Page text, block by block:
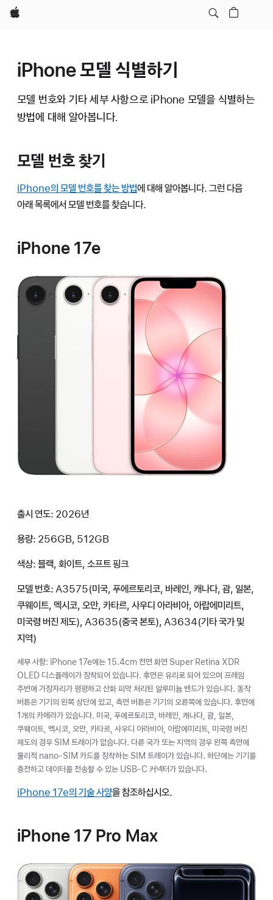
Apple
iPhone 모델 식별하기
모델 번호와 기타 세부 사항으로 iPhone 모델을 식별하는
방법에 대해 알아봅니다.
모델 번호 찾기
iPhone의 모델 번호를 찾는 방법에 대해 알아봅니다. 그런 다음
아래 목록에서 모델 번호를 찾습니다.
iPhone 17e
출시 연도: 2026년
용량: 256GB, 512GB
색상: 블랙, 화이트, 소프트 핑크
모델 번호: A3575(미국, 푸에르토리코, 바레인, 캐나다, 괌, 일본,
쿠웨이트, 멕시코, 오만, 카타르, 사우디 아라비아, 아랍에미리트,
미국령 버진 제도), A3635(중국 본토), A3634(기타 국가 및
지역)
세부 사항: iPhone 17e에는 15.4cm 전면 화면 Super Retina XDR
OLED 디스플레이가 장착되어 있습니다. 후면은 유리로 되어 있으며 프레임
주변에 가장자리가 평평하고 산화 피막 처리된 알루미늄 밴드가 있습니다. 동작
버튼은 기기의 왼쪽 상단에 있고, 측면 버튼은 기기의 오른쪽에 있습니다. 후면에
1개의 카메라가 있습니다. 미국, 푸에르토리코, 바레인, 캐나다, 괌, 일본,
쿠웨이트, 멕시코, 오만, 카타르, 사우디 아라비아, 아랍에미리트, 미국령 버진
제도의 경우 SIM 트레이가 없습니다. 다른 국가 또는 지역의 경우 왼쪽 측면에
물리적 nano-SIM 카드를 장착하는 SIM 트레이가 있습니다. 하단에는 기기를
충전하고 데이터를 전송할 수 있는 USB-C 커넥터가 있습니다.
iPhone 17e의 기술 사양을 참조하십시오.
iPhone 17 Pro Max